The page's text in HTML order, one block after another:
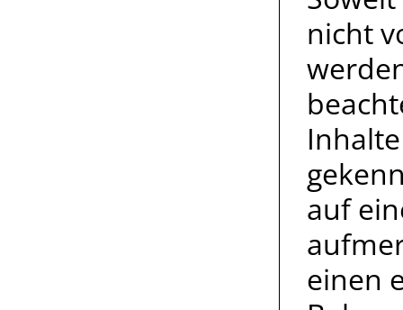
nicht
auf
einen